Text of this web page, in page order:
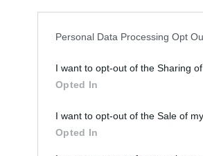
Personal Data Processing Opt
I want to opt-out of the Sharing
Opted In
I want to opt-out of the Sale of
Opted In
9 Km/h
9 Km/h